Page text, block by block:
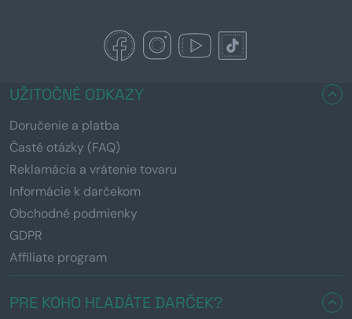
UŽITOČNÉ ODKAZY
Doručenie a platba
Časté otázky (FAQ)
Reklamácia a vrátenie tovaru
Informácie k darčekom
Obchodné podmienky
GDPR
Affiliate program
PRE KOHO HĽADÁTE DARČEK?